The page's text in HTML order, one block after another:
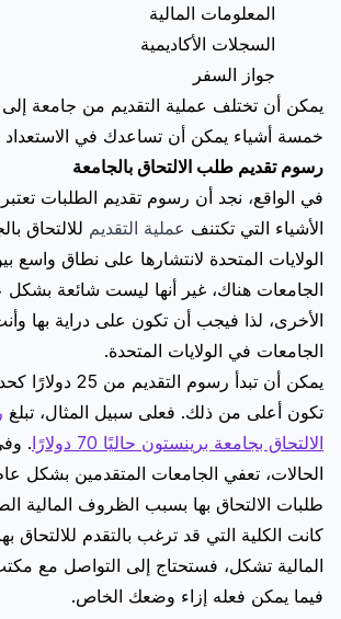
المعلومات المالية
السجلات الأكاديمية
جواز السفر
يمكن أن تختلف عملية التقديم من جامعة
خمسة أشياء يمكن أن تساعدك في الاستعداد
رسوم تقديم طلب الالتحاق بالجامعة
في الواقع، نجد أن رسوم تقديم الطلبات
الأشياء التي تكتنف عملية التقديم للالتحاق
الولايات المتحدة لانتشارها على نطاق واسع
الجامعات هناك، غير أنها ليست شائعة بشكل
الأخرى، لذا فيجب أن تكون على دراية بها
الجامعات في الولايات المتحدة.
يمكن أن تبدأ رسوم
تكون أعلى من ذلك. فعلى سبيل المثال، تبلغ
الالتحاق بجامعة برينستون حاليًا 70 دولارًا
.
الحالات، تعفي الجامعات المتقدمين بشكل
طلبات الالتحاق بها بسبب الظروف المالية
كانت الكلية التي قد ترغب بالتقدم للالتحاق
المالية تشكل، فستحتاج إلى التواصل مع
فيما يمكن فعله إزاء وضعك الخاص.